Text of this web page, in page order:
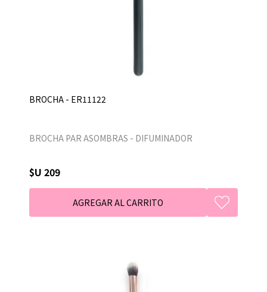
BROCHA - ER11122
BROCHA PAR ASOMBRAS - DIFUMINADOR
$U 209